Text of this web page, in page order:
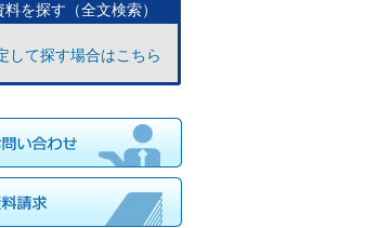
料を探す（全文検索）
して探す場合はこちら